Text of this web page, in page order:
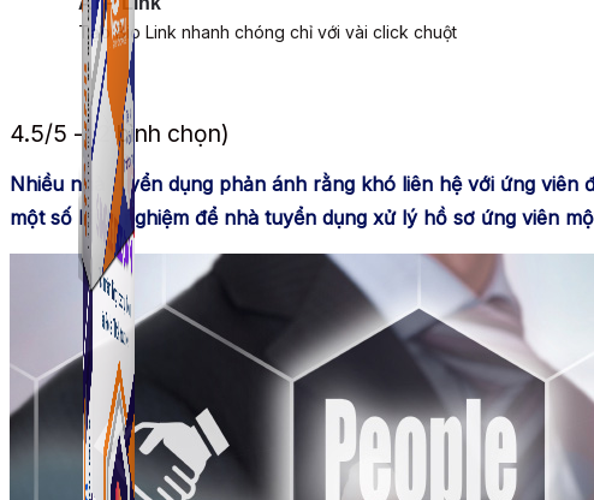
Tạo Bio Link nhanh chóng chỉ với vài click chuột
ATP Link
Tạo Bio Link nhanh chóng chỉ với vài click chuột
4.5/5 - (2 bình chọn)
Nhiều nhà tuyển dụng phản ánh rằng khó liên hệ với ứng
một số kinh nghiệm để nhà tuyển dụng xử lý hồ sơ ứng viên